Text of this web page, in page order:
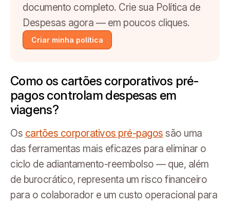
documento completo. Crie sua Política de
Despesas agora — em poucos cliques.
Criar minha política
Como os cartões corporativos pré-
pagos controlam despesas em
viagens?
Os cartões corporativos pré-pagos são uma
das ferramentas mais eficazes para eliminar o
ciclo de adiantamento-reembolso — que, além
de burocrático, representa um risco financeiro
para o colaborador e um custo operacional para